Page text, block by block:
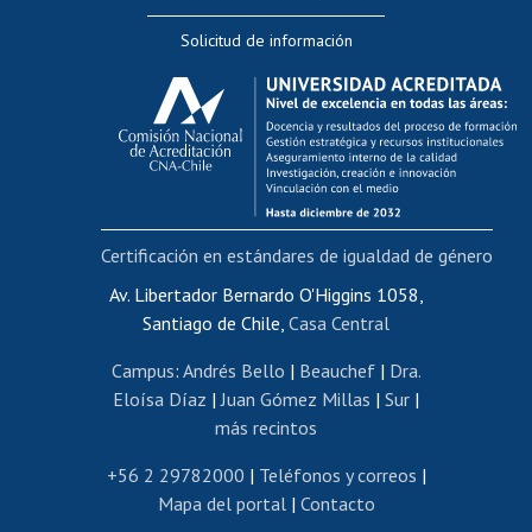
Evaluación docente
Calificación académica
Postulación al AUCAI
Funcionarias/os
Cursos internos de capacitación
Bienestar del personal
Portal de movilidad interna
Certificado de renta
Certificado de renta honorarios
Editar páginas blancas
Extranjeras/os
Revalidación y reconocimiento de títulos
Postulación al Programa de Movilidad Estudiantil
Solicitud de información
Av. Libertador Bernardo O'Higgins 1058,
Santiago de Chile, Casa Central
Campus: Andrés Bello | Beauchef| Dra.
Eloísa Díaz |Juan Gómez Millas | Sur |
más recintos
+56 2 29782000 | Teléfonos y correos |
Mapa del portal| Contacto
Certificación en estándares de igualdad de género